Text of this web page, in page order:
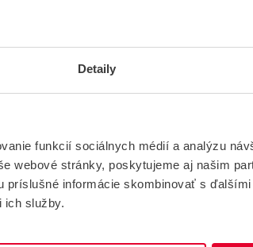
Detaily
funkcií sociálnych médií a analýzu
webové stránky, poskytujeme aj našim
príslušné informácie skombinovať s
ich služby.
A PODPORA